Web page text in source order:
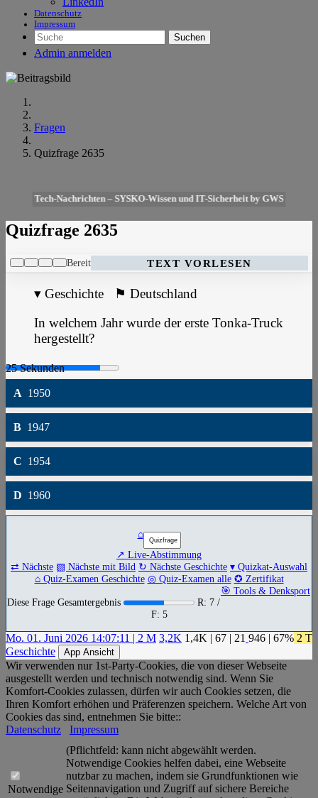
Datenschutz
Impressum
Suchen
Admin anmelden
Fragen
Quizfrage 2635
Tech-Nachrichten – SYSKO-Wissen und IT-Sicherheit by GWS
Quizfrage 2635
Bereit TEXT VORLESEN
▾ Geschichte ⚑ Deutschland
In welchem Jahr wurde der erste Tonka-Truck
hergestellt?
A 1950
B 1947
C 1954
D 1960
⌂
↗ Live-Abstimmung
⇄ Nächste ▧ Nächste mit Bild ↻ Nächste Geschichte ▾ Quizkat-Auswahl
⌂ Quiz-Examen Geschichte ◎ Quiz-Examen alle ✪ Zertifikat
🎯 Tools & Denksport
Diese Frage Gesamtergebnis
R: 7 /
F: 5
Mo. 01. Juni 2026 14:07:11 | 2 M 3,2K 1,4K | 67 | 21 946 | 67% 2 T
Geschichte
App Ansicht
Wir verwenden nur 1st-Party-Cookies, die von dieser Webseite
ausgestellt werden und technisch notwendig sind. Wenn Sie
Komfort-Cookies zulassen, dürfen wir auch Cookies setzen, die
Ihren Komfort erhöhen und Präferenzen speichern. Welche Art von
Cookies das sind, entnehmen Sie bitte::
Datenschutz
Impressum
Notwendige
(Pflichtfeld: kann nicht abgewählt werden.
Notwendige Cookies helfen dabei, eine Webseite
nutzbar zu machen, indem sie Grundfunktionen wie
Seitennavigation und Zugriff auf sichere Bereiche